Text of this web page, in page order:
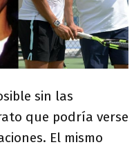
sin las
que podría verse
El mismo